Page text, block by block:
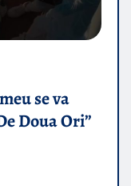
se va
Doua Ori”